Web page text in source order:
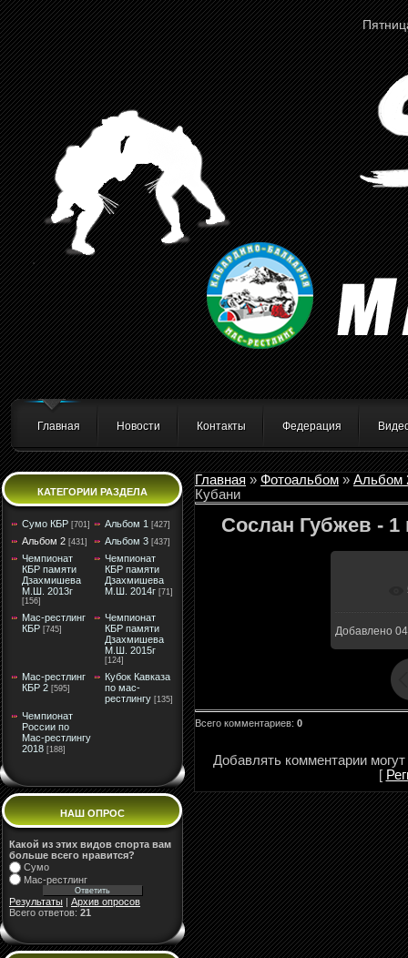
Главная Новости Контакты Федерация
КАТЕГОРИИ РАЗДЕЛА
Сумо КБР [701] Альбом 1 [427]
Альбом 2 [431] Альбом 3 [437]
Чемпионат
КБР памяти
Дзахмишева
М.Ш. 2013г
[156]
Чемпионат
КБР памяти
Дзахмишева
М.Ш. 2014г [71]
Мас-рестлинг
КБР [745]
Чемпионат
КБР памяти
Дзахмишева
М.Ш. 2015г
[124]
Мас-рестлинг
КБР 2 [595]
Кубок Кавказа
по мас-
рестлингу [135]
Чемпионат
России по
Мас-рестлингу
2018 [188]
НАШ ОПРОС
Какой из этих видов спорта вам
больше всего нравится?
Сумо
Мас-рестлинг
Результаты
Архив опросов
Всего ответов: 21
Главная » Фотоальбом » Альбом
Кубани
Сослан Губжев -
В
Добавлено
Всего комментариев: 0
Добавлять комментарии
[